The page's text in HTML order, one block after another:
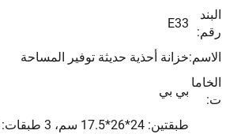
البند
رقم:
E33
الاسم:خزانة أحذية حديثة توفير المساحة
الخاما
ت:
بي بي